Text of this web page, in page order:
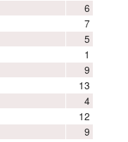
6
7
5
1
9
13
4
12
9